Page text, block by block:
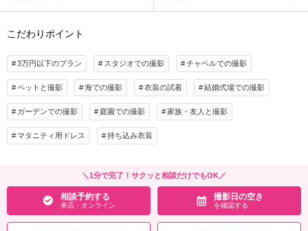
こだわりポイント
3万円以下のプラン スタジオでの撮影 チャペルでの撮影
ペットと撮影 海での撮影 衣装の試着 結婚式場での撮影
ガーデンでの撮影 庭園での撮影 家族・友人と撮影
マタニティ用ドレス 持ち込み衣装
＼1分で完了！サクッと相談だけでもOK／
相談予約する
来店・オンライン
撮影日の空き
を確認する